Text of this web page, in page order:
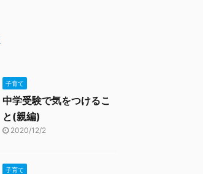
子育て
中学受験で気をつけるこ
と(親編)
2020/12/2
子育て